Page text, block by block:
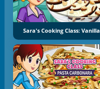
Sara's Cooking Class: Vanilla